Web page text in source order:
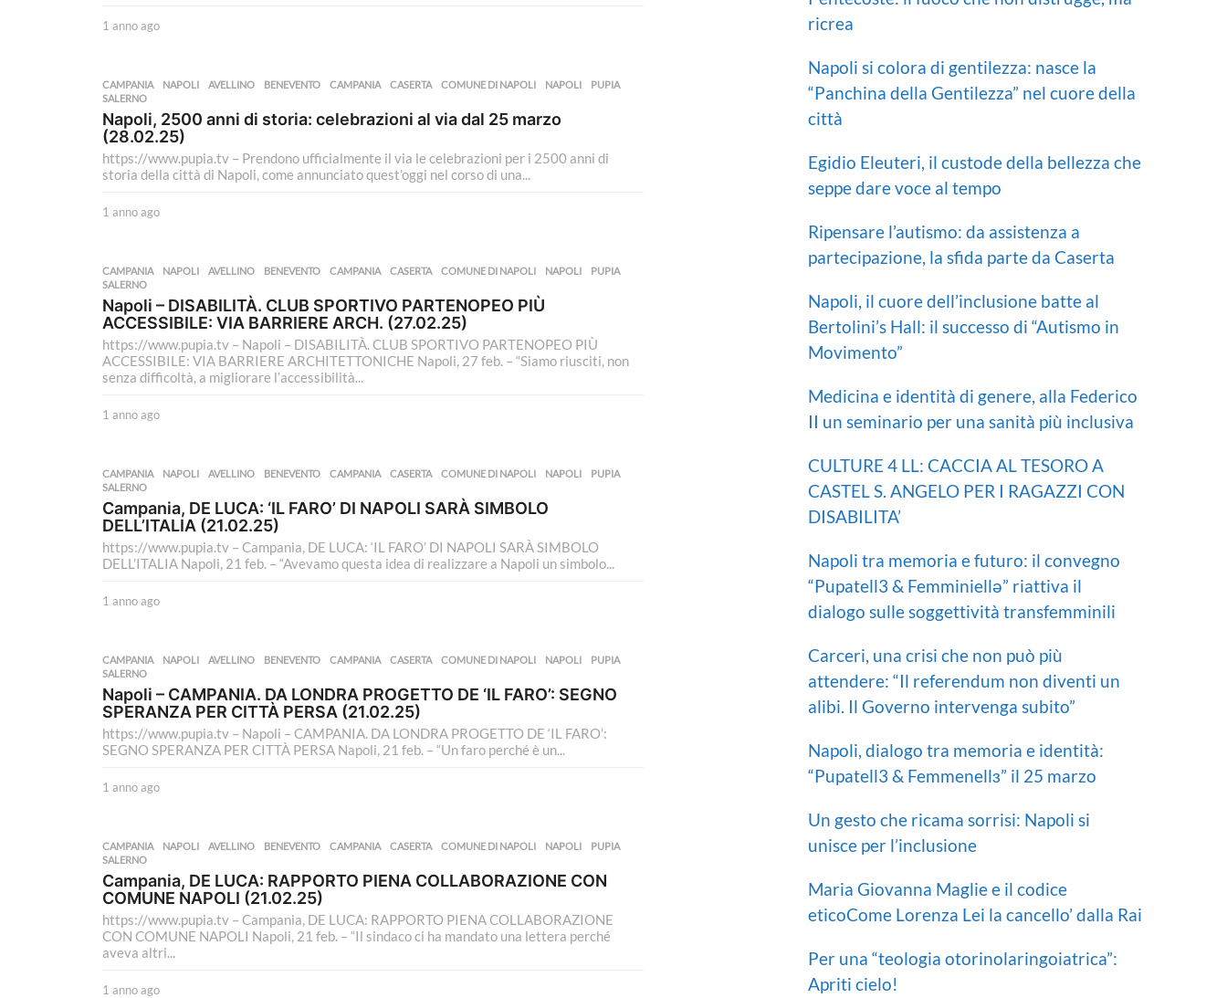
1 anno ago
n
a
g
o
CAMPANIA ,NAPOLI AVELLINO ,BENEVENTO ,CAMPANIA ,CASERTA ,COMUNE DI NAPOLI ,NAPOLI ,PUPIA
SALERNO
Napoli, 2500 anni di storia: celebrazioni al via dal 25 marzo
(28.02.25)
https://www.pupia.tv – Prendono ufficialmente il via le celebrazioni per i 2500 anni di
storia della città di Napoli, come annunciato quest’oggi nel corso di una...
1 anno ago
n
g
o
CAMPANIA ,NAPOLI AVELLINO ,BENEVENTO ,CAMPANIA ,CASERTA ,COMUNE DI NAPOLI ,NAPOLI ,PUPIA
SALERNO
Napoli – DISABILITÀ. CLUB SPORTIVO PARTENOPEO PIÙ
ACCESSIBILE: VIA BARRIERE ARCH. (27.02.25)
https://www.pupia.tv – Napoli – DISABILITÀ. CLUB SPORTIVO PARTENOPEO PIÙ
ACCESSIBILE: VIA BARRIERE ARCHITETTONICHE Napoli, 27 feb. – “Siamo riusciti, non
senza difficoltà, a migliorare l’accessibilità...
1 anno ago
n
g
o
CAMPANIA ,NAPOLI AVELLINO ,BENEVENTO ,CAMPANIA ,CASERTA ,COMUNE DI NAPOLI ,NAPOLI ,PUPIA
SALERNO
Campania, DE LUCA: ‘IL FARO’ DI NAPOLI SARÀ SIMBOLO
DELL’ITALIA (21.02.25)
https://www.pupia.tv – Campania, DE LUCA: ‘IL FARO’ DI NAPOLI SARÀ SIMBOLO
DELL’ITALIA Napoli, 21 feb. – “Avevamo questa idea di realizzare a Napoli un simbolo...
1 anno ago
n
g
o
CAMPANIA ,NAPOLI AVELLINO ,BENEVENTO ,CAMPANIA ,CASERTA ,COMUNE DI NAPOLI ,NAPOLI ,PUPIA
SALERNO
Napoli – CAMPANIA. DA LONDRA PROGETTO DE ‘IL FARO’: SEGNO
SPERANZA PER CITTÀ PERSA (21.02.25)
https://www.pupia.tv – Napoli – CAMPANIA. DA LONDRA PROGETTO DE ‘IL FARO’:
SEGNO SPERANZA PER CITTÀ PERSA Napoli, 21 feb. – “Un faro perché è un...
1 anno ago
n
g
o
CAMPANIA ,NAPOLI AVELLINO ,BENEVENTO ,CAMPANIA ,CASERTA ,COMUNE DI NAPOLI ,NAPOLI ,PUPIA
SALERNO
Campania, DE LUCA: RAPPORTO PIENA COLLABORAZIONE CON
COMUNE NAPOLI (21.02.25)
https://www.pupia.tv – Campania, DE LUCA: RAPPORTO PIENA COLLABORAZIONE
CON COMUNE NAPOLI Napoli, 21 feb. – “Il sindaco ci ha mandato una lettera perché
aveva altri...
1 anno ago
:ricrea
Napoli si colora di gentilezza: nasce la
“Panchina della Gentilezza” nel cuore della
città
Egidio Eleuteri, il custode della bellezza che
seppe dare voce al tempo
Ripensare l’autismo: da assistenza a
partecipazione, la sfida parte da Caserta
Napoli, il cuore dell’inclusione batte al
Bertolini’s Hall: il successo di “Autismo in
Movimento”
Medicina e identità di genere, alla Federico
II un seminario per una sanità più inclusiva
CULTURE 4 LL: CACCIA AL TESORO A
CASTEL S. ANGELO PER I RAGAZZI CON
DISABILITA’
Napoli tra memoria e futuro: il convegno
“Pupatell3 & Femminiellə” riattiva il
dialogo sulle soggettività transfemminili
Carceri, una crisi che non può più
attendere: “Il referendum non diventi un
alibi. Il Governo intervenga subito”
Napoli, dialogo tra memoria e identità:
“Pupatell3 & Femmenellɜ” il 25 marzo
Un gesto che ricama sorrisi: Napoli si
unisce per l’inclusione
Maria Giovanna Maglie e il codice
eticoCome Lorenza Lei la cancello’ dalla Rai
Per una “teologia otorinolaringoiatrica”:
Apriti cielo!